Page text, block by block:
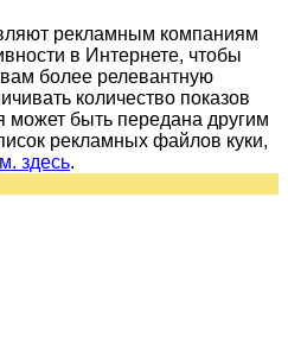
рекламным компаниям
в Интернете, чтобы
более релевантную
количество показов
быть передана другим
рекламных файлов куки,
здесь.